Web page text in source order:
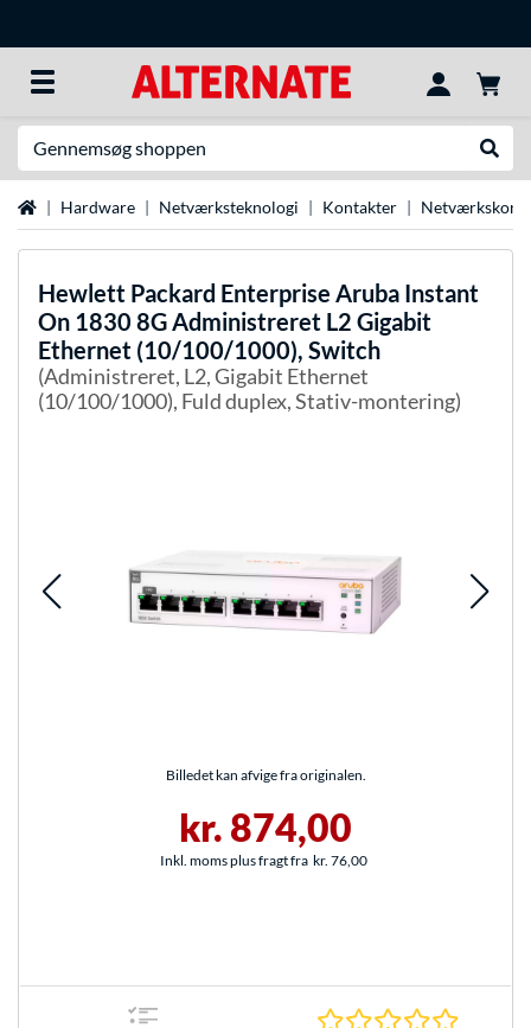
StartsideHardware Netværksteknologi Kontakter
Hewlett Packard Enterprise Aruba Instant
On 1830 8G Administreret L2 Gigabit
Ethernet (10/100/1000), Switch
(Administreret, L2, Gigabit Ethernet
(10/100/1000), Fuld duplex, Stativ-montering)
Billedet kan afvige fra originalen.
kr. 874,00
Inkl. moms plus fragt fra kr. 76,00